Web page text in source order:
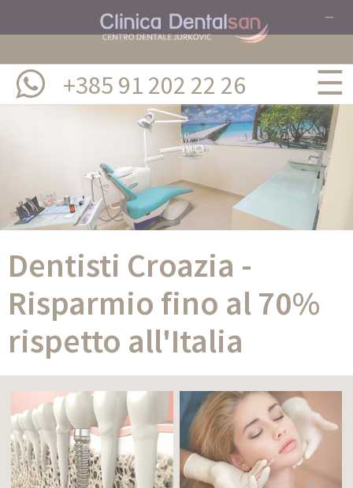
+385 91 202 22 26 ☰
Dentisti Croazia -
Risparmio fino al 70%
rispetto all'Italia